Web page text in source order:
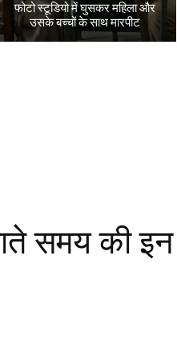
फोटो स्टूडियो में घुसकर महिला और
उसके बच्चों के साथ मारपीट